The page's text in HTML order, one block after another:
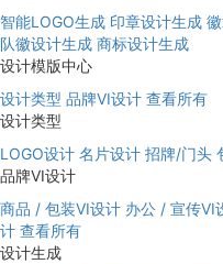
智能LOGO生成 印章设计生成
队徽设计生成 商标设计生成
设计模版中心
设计类型 品牌VI设计 查看所有
设计类型
LOGO设计 名片设计 招牌/门头
品牌VI设计
商品 / 包装VI设计 办公 / 宣传VI
计 查看所有
设计生成